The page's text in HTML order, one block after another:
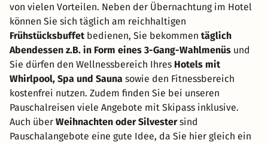
von vielen Vorteilen. Neben der Übernachtung im Hotel
können Sie sich täglich am reichhaltigen
Frühstücksbuffetbedienen, Sie bekommen täglich
Abendessen z.B. in Form eines 3-Gang-Wahlmenüs und
Sie dürfen den Wellnessbereich Ihres Hotels mit
Whirlpool, Spa und Sauna sowie den Fitnessbereich
kostenfrei nutzen. Zudem finden Sie bei unseren
Pauschalreisen viele Angebote mit Skipass inklusive.
Auch über Weihnachten oder Silvestersind
Pauschalangebote eine gute Idee, da Sie hier gleich ein